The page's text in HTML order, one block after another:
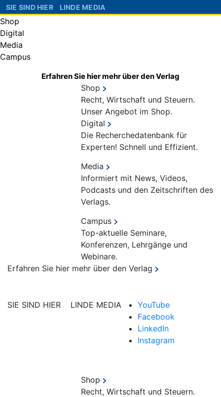
SIE SIND HIER LINDE MEDIA
Shop
Digital
Media
Campus
Erfahren Sie hier mehr über den Verlag
Shop
Recht, Wirtschaft und Steuern.
Unser Angebot im Shop.
Digital
Die Recherchedatenbank für
Experten! Schnell und Effizient.
Media
Informiert mit News, Videos,
Podcasts und den Zeitschriften des
Verlags.
Campus
Top-aktuelle Seminare,
Konferenzen, Lehrgänge und
Webinare.
Erfahren Sie hier mehr über den Verlag
SIE SIND HIER LINDE MEDIA
YouTube
Facebook
LinkedIn
Instagram
Shop
Recht, Wirtschaft und Steuern.